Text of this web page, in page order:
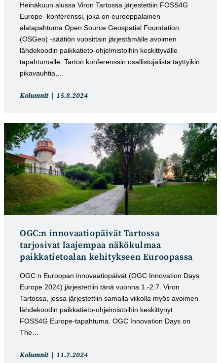
Heinäkuun alussa Viron Tartossa järjestettiin FOSS4G
Europe -konferenssi, joka on eurooppalainen
alatapahtuma Open Source Geospatial Foundation
(OSGeo) -säätiön vuosittain järjestämälle avoimen
lähdekoodin paikkatieto-ohjelmistoihin keskittyvälle
tapahtumalle. Tarton konferenssin osallistujalista täyttyikin
pikavauhtia,…
Artikkelin
Kolumnit
Artikkeli
15.8.2024
OGC:n innovaatiopäivät Tartossa
tarjosivat laajempaa näkökulmaa
paikkatietoalan kehitykseen Euroopassa
OGC:n Euroopan innovaatiopäivät (OGC Innovation Days
Europe 2024) järjestettiin tänä vuonna 1.-2.7. Viron
Tartossa, jossa järjestettiin samalla viikolla myös avoimen
lähdekoodin paikkatieto-ohjeimistoihin keskittynyt
FOSS4G Europe-tapahtuma. OGC Innovation Days on
The…
Artikkelin
Kolumnit
Artikkeli
11.7.2024